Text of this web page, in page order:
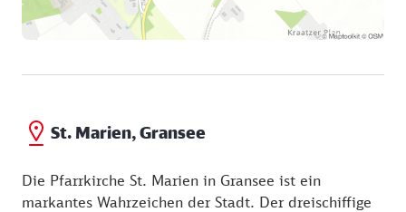
St. Marien, Gransee
Die Pfarrkirche St. Marien in Gransee ist ein
markantes Wahrzeichen der Stadt. Der dreischiffige